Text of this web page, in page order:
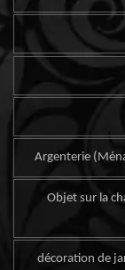
Argenterie
Objet sur la
décoration de